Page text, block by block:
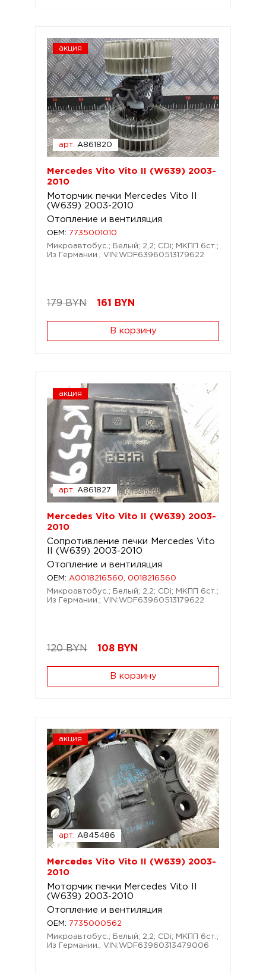
акция
арт. A861820
Mercedes Vito Vito II (W639) 2003-
2010
Моторчик печки Mercedes Vito II
(W639) 2003-2010
Отопление и вентиляция
OEM:
7735001010
Микроавтобус.; Белый; 2,2; CDi; МКПП 6ст.;
Из Германии.; VIN:WDF63960513179622
179 BYN 161 BYN
В корзину
акция
арт. A861827
Mercedes Vito Vito II (W639) 2003-
2010
Сопротивление печки Mercedes Vito
II (W639) 2003-2010
Отопление и вентиляция
OEM: A0018216560, 0018216560
Микроавтобус.; Белый; 2,2; CDi; МКПП 6ст.;
Из Германии.; VIN:WDF63960513179622
120 BYN 108 BYN
В корзину
акция
арт. A845486
Mercedes Vito Vito II (W639) 2003-
2010
Моторчик печки Mercedes Vito II
(W639) 2003-2010
Отопление и вентиляция
OEM:
7735000562
Микроавтобус.; Белый; 2,2; CDi; МКПП 6ст.;
Из Германии.; VIN:WDF63960313479006